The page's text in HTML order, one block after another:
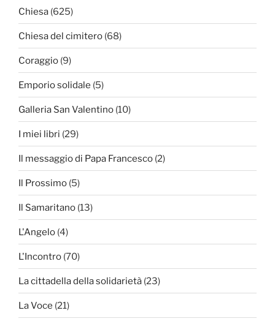
Chiesa (625)
Chiesa del cimitero (68)
Coraggio (9)
Emporio solidale (5)
Galleria San Valentino (10)
I miei libri (29)
Il messaggio di Papa Francesco (2)
Il Prossimo (5)
Il Samaritano (13)
L'Angelo (4)
L'Incontro (70)
La cittadella della solidarietà (23)
La Voce (21)